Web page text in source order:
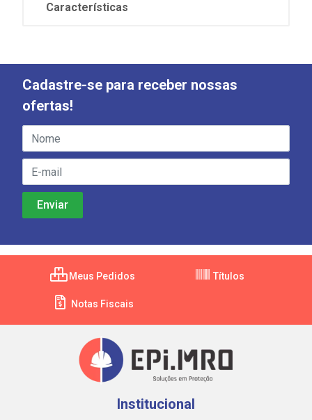
Características
Cadastre-se para receber nossas
ofertas!
Meus Pedidos Títulos
Notas Fiscais
Institucional